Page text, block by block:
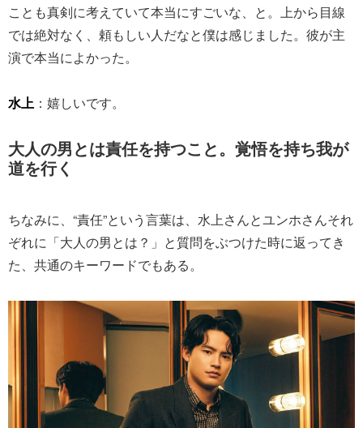
ことも真剣に考えていて本当にすごいな、と。上から目線
では絶対なく、頼もしい人だなと僕は感じました。彼が主
演で本当によかった。
水上 ：嬉しいです。
大人の男とは責任を持つこと。覚悟を持ち我が
道を行く
ちなみに、“責任”という言葉は、水上さんとユンホさんそれ
ぞれに「大人の男とは？」と質問をぶつけた時に返ってき
た、共通のキーワードでもある。